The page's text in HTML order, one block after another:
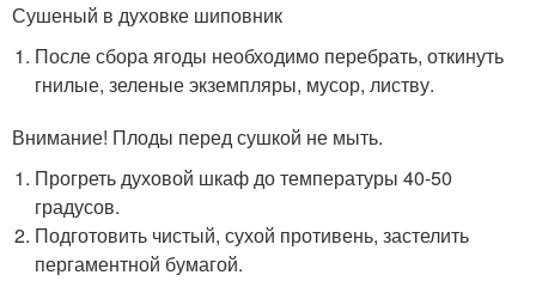
Сушеный в духовке шиповник
После сбора ягоды необходимо перебрать, откинуть
гнилые, зеленые экземпляры, мусор, листву.
Внимание! Плоды перед сушкой не мыть.
Прогреть духовой шкаф до температуры 40-50
градусов.
Подготовить чистый, сухой противень, застелить
пергаментной бумагой.